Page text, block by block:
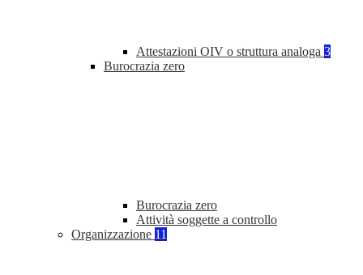
Attestazioni OIV o struttura analoga 3
Burocrazia zero
Burocrazia zero
Attività soggette a controllo
Organizzazione 11